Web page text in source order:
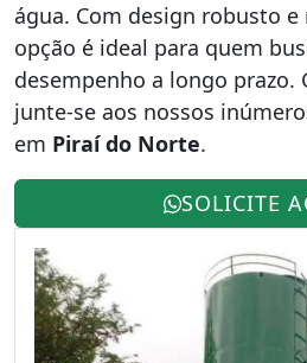
água. Com design robusto e
opção é ideal para quem
desempenho a longo prazo.
junte-se aos nossos
em Piraí do Norte.
SOLICITE